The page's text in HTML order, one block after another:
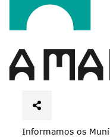
Filtros
Informamos os